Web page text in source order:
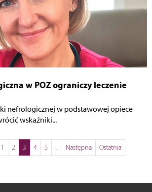
w POZ ograniczy leczenie
nefrologicznej w podstawowej opiece
wskaźniki...
1 2 3 4 5 ... Następna Ostatnia